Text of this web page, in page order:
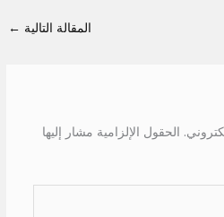
المقالة التالية ←
الحقول الإلزامية مشار إليها